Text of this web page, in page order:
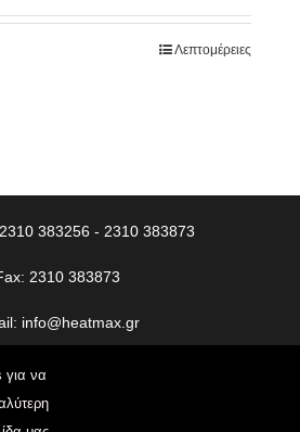
Λεπτομέρειες
383256 - 2310 383873
2310 383873
info@heatmax.gr
| All Rights Reserved | Web
Vdesigns.gr
για να